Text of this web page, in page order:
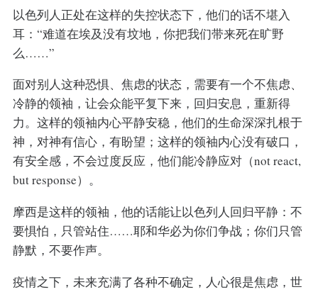
以色列人正处在这样的失控状态下，他们的话不堪入
耳：“难道在埃及没有坟地，你把我们带来死在旷野
么……”
面对别人这种恐惧、焦虑的状态，需要有一个不焦虑、
冷静的领袖，让会众能平复下来，回归安息，重新得
力。这样的领袖内心平静安稳，他们的生命深深扎根于
神，对神有信心，有盼望；这样的领袖内心没有破口，
有安全感，不会过度反应，他们能冷静应对（not react,
but response）。
摩西是这样的领袖，他的话能让以色列人回归平静：不
要惧怕，只管站住……耶和华必为你们争战；你们只管
静默，不要作声。
疫情之下，未来充满了各种不确定，人心很是焦虑，世